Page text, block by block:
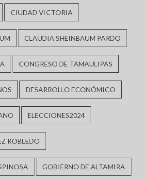
CIUDAD VICTORIA
CLAUDIA SHEINBAUM PARDO
CONGRESO DE TAMAULIPAS
DESARROLLO ECONÓMICO
ELECCIONES2024
ROBLEDO
GOBIERNO DE ALTAMIRA